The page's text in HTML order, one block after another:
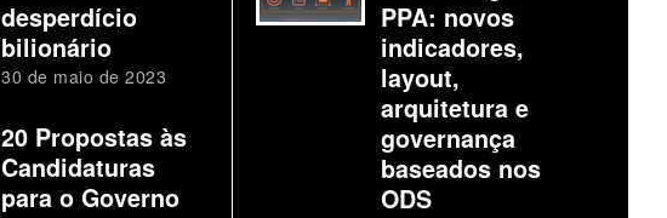
desperdício
bilionário
30 de maio de 2023
20 Propostas às
Candidaturas
para o Governo
PPA: novos
indicadores,
layout,
arquitetura e
governança
baseados nos
ODS